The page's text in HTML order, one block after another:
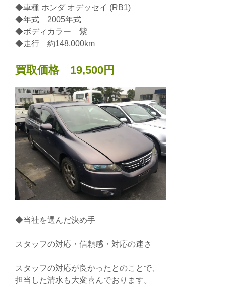
◆車種 ホンダ オデッセイ (RB1)
◆年式 2005年式
◆ボディカラー 紫
◆走行 約148,000km
買取価格 19,500円
◆当社を選んだ決め手
スタッフの対応・信頼感・対応の速さ
スタッフの対応が良かったとのことで、
担当した清水も大変喜んでおります。